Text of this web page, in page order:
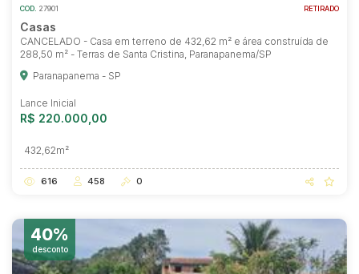
COD. 27901 RETIRADO
Casas
CANCELADO - Casa em terreno de 432,62 m² e área construída de
288,50 m² - Terras de Santa Cristina, Paranapanema/SP
Paranapanema - SP
Lance Inicial
R$ 220.000,00
432,62m²
616 458 0
40%
desconto